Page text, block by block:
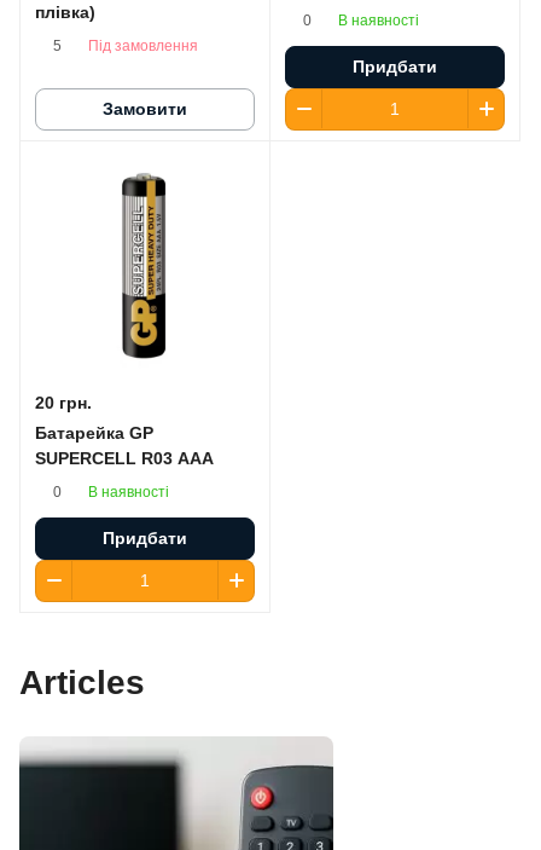
плівка)
5 Під замовлення
Замовити
0 В наявності
Придбати
20 грн.
Батарейка GP
SUPERCELL R03 AAA
0 В наявності
Придбати
Articles